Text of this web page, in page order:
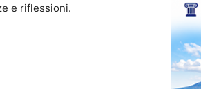
e riflessioni.